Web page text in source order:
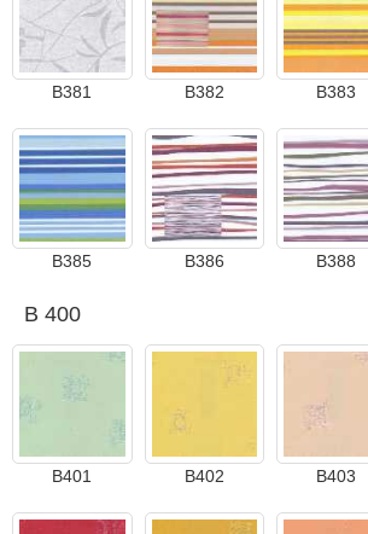
B381 B382 B383
B385 B386 B388
B 400
B401 B402 B403